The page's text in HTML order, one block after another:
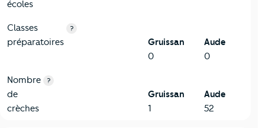
écoles
Classes
préparatoires
?
Gruissan
0
Aude
0
Nombre
de
crèches
?
Gruissan
1
Aude
52